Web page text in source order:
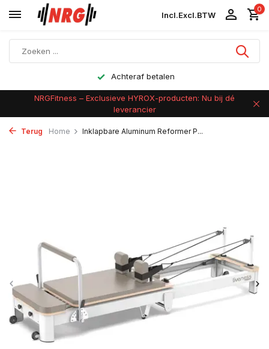
Incl.Excl.BTW
0
Achteraf betalen
NRGFitness – Exclusieve HYROX-producten: Nu bij dé
leverancier
Terug Home Inklapbare Aluminum Reformer P...